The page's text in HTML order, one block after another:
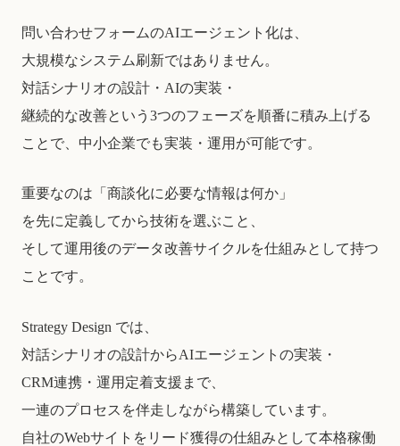
問い合わせフォームのAIエージェント化は、
大規模なシステム刷新ではありません。
対話シナリオの設計・AIの実装・
継続的な改善という3つのフェーズを順番に積み上げる
ことで、中小企業でも実装・運用が可能です。
重要なのは「商談化に必要な情報は何か」
を先に定義してから技術を選ぶこと、
そして運用後のデータ改善サイクルを仕組みとして持つ
ことです。
Strategy Design では、
対話シナリオの設計からAIエージェントの実装・
CRM連携・運用定着支援まで、
一連のプロセスを伴走しながら構築しています。
自社のWebサイトをリード獲得の仕組みとして本格稼働